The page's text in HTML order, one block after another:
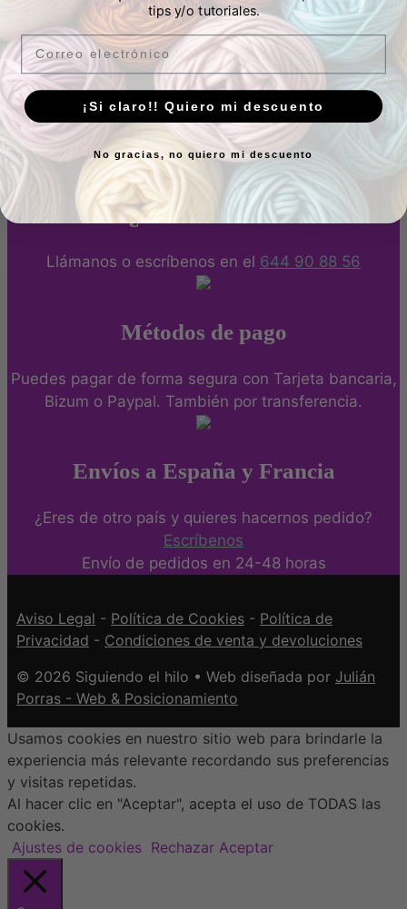
Email
Suscribirme
¿Tienes dudas?
Llámanos o escríbenos en el 644 90 88 56
Métodos de pago
Puedes pagar de forma segura con Tarjeta bancaria,
Bizum o Paypal. También por transferencia.
Envíos a España y Francia
¿Eres de otro país y quieres hacernos pedido?
Escríbenos
Envío de pedidos en 24-48 horas
Aviso Legal - Política de Cookies - Política de
Privacidad - Condiciones de venta y devoluciones
© 2026 Siguiendo el hilo • Web diseñada por Julián
Porras - Web & Posicionamiento
Usamos cookies en nuestro sitio web para brindarle la
experiencia más relevante recordando sus preferencias
y visitas repetidas.
Al hacer clic en "Aceptar", acepta el uso de TODAS las
cookies.
Ajustes de cookies Rechazar Aceptar
tips y/o tutoriales.
Email
¡Si claro!! Quiero mi descuento
No gracias, no quiero mi descuento